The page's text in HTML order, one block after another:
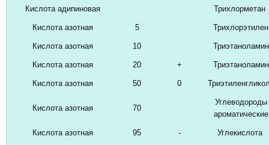
Кислота адипиновая Трихлорметан
Кислота азотная 5 Трихлорэтилен
Кислота азотная 10 Триэтаноламин
Кислота азотная 20 + Триэтаноламин
Кислота азотная 50 0
Кислота азотная 70
Углеводороды
ароматические
Кислота азотная 95 - Углекислота